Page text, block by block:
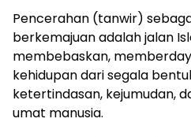
Pencerahan (tanwir)
berkemajuan adalah jalan
membebaskan,
kehidupan dari segala
ketertindasan, kejumudan,
umat manusia.